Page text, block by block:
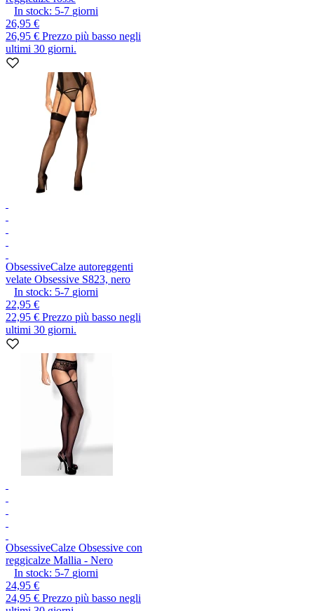
In stock: 5-7 giorni
26,95 €
26,95 € Prezzo più basso negli
ultimi 30 giorni.
ObsessiveCalze autoreggenti
velate Obsessive S823, nero
In stock: 5-7 giorni
22,95 €
22,95 € Prezzo più basso negli
ultimi 30 giorni.
ObsessiveCalze Obsessive con
reggicalze Mallia - Nero
In stock: 5-7 giorni
24,95 €
24,95 € Prezzo più basso negli